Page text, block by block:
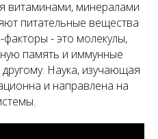
витаминами, минералами
питательные вещества
- это молекулы,
память и иммунные
Наука, изучающая
и направлена на